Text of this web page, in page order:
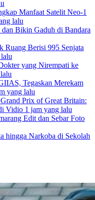
Manfaat Satelit Neo-1
lalu
Bikin Gaduh di Bandara
Ruang Berisi 995 Senjata
yang Nirempati ke
Tegaskan Merekam
yang lalu
Prix of Great Britain:
Vidio 1 jam yang lalu
Edit dan Sebar Foto
hingga Narkoba di Sekolah